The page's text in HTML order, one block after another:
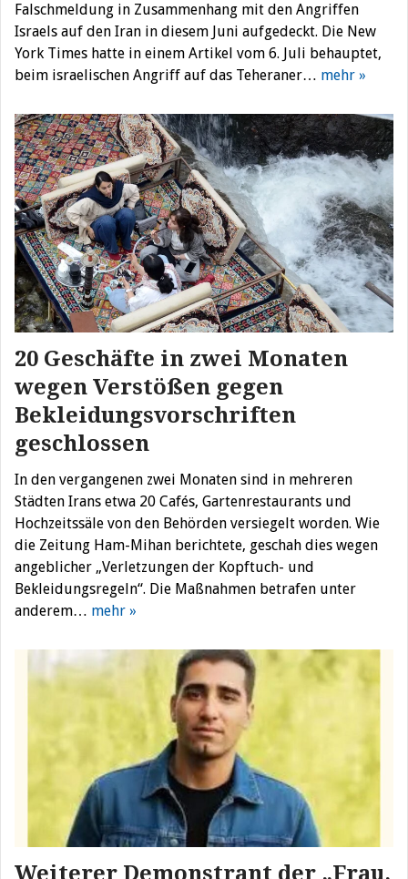
Falschmeldung in Zusammenhang mit den Angriffen
Israels auf den Iran in diesem Juni aufgedeckt. Die New
York Times hatte in einem Artikel vom 6. Juli behauptet,
beim israelischen Angriff auf das Teheraner… mehr »
20 Geschäfte in zwei Monaten
wegen Verstößen gegen
Bekleidungsvorschriften
geschlossen
In den vergangenen zwei Monaten sind in mehreren
Städten Irans etwa 20 Cafés, Gartenrestaurants und
Hochzeitssäle von den Behörden versiegelt worden. Wie
die Zeitung Ham-Mihan berichtete, geschah dies wegen
angeblicher „Verletzungen der Kopftuch- und
Bekleidungsregeln“. Die Maßnahmen betrafen unter
anderem… mehr »
Weiterer Demonstrant der „Frau,